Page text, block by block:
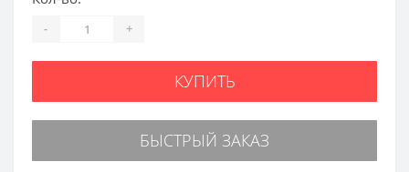
- +
КУПИТЬ
БЫСТРЫЙ ЗАКАЗ